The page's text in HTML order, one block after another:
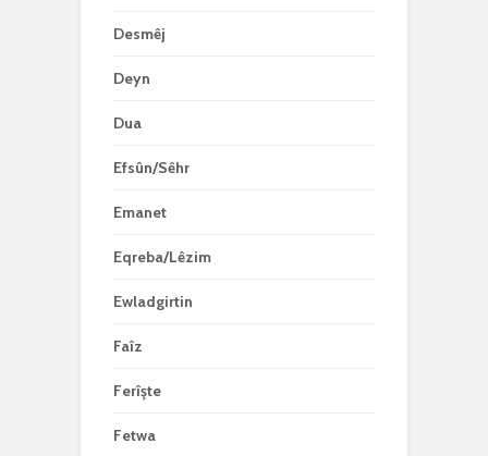
Desmêj
Deyn
Dua
Efsûn/Sêhr
Emanet
Eqreba/Lêzim
Ewladgirtin
Faîz
Ferîşte
Fetwa